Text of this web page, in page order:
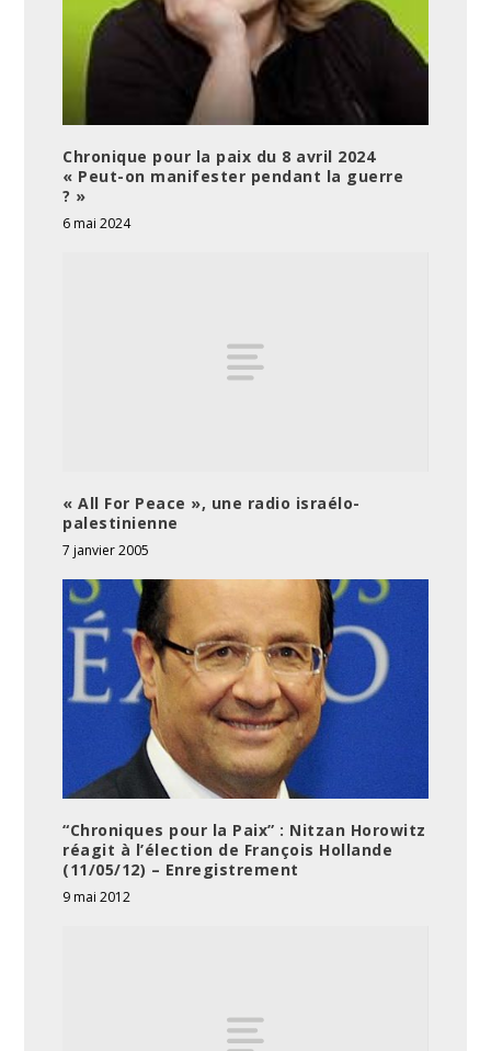
Chronique pour la paix du 8 avril 2024
« Peut-on manifester pendant la guerre
? »
6 mai 2024
« All For Peace », une radio israélo-
palestinienne
7 janvier 2005
“Chroniques pour la Paix” : Nitzan Horowitz
réagit à l’élection de François Hollande
(11/05/12) – Enregistrement
9 mai 2012